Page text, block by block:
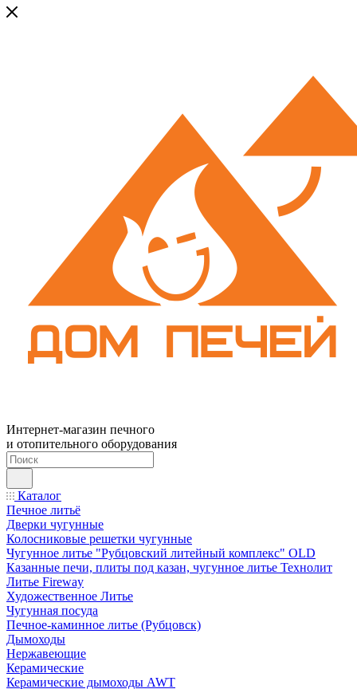
Интернет-магазин печного
и отопительного оборудования
Каталог
Печное литьё
Дверки чугунные
Колосниковые решетки чугунные
Чугунное литье "Рубцовский литейный комплекс" OLD
Казанные печи, плиты под казан, чугунное литье Технолит
Литье Fireway
Художественное Литье
Чугунная посуда
Печное-каминное литье (Рубцовск)
Дымоходы
Нержавеющие
Керамические
Керамические дымоходы AWT